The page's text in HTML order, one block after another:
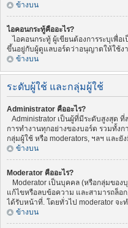
ข้างบน
ไอคอนกระทู้คืออะไร?
ไอคอนกระทู้ ผู้เขียนต้องการระบุเพื่
ขึ้นอยู่กับผู้ดูแลบอร์ดว่าอนุญาตให้ใช้ง
ข้างบน
ระดับผู้ใช้ และกลุ่มผู้ใช้
Administrator คืออะไร?
Administrator เป็นผู้ที่มีระดับสูงสุด
การทำงานทุกอย่างของบอร์ด รวมทั้ง
กลุ่มผู้ใช้ หรือ moderators, ฯลฯ และยั
ข้างบน
Moderator คืออะไร?
Moderator เป็นบุคคล (หรือกลุ่มขอ
แก้ไขหรือลบข้อความ และสามารถล็อ
ได้รับหน้าที่. โดยทั่วไป moderator จ
ข้างบน